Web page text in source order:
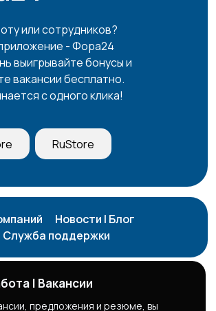
или сотрудников?
- Фора24
выигрывайте бонусы и
вакансии бесплатно.
с одного клика!
RuStore
Новости | Блог
Служба поддержки
| Вакансии
предложения и резюме, вы